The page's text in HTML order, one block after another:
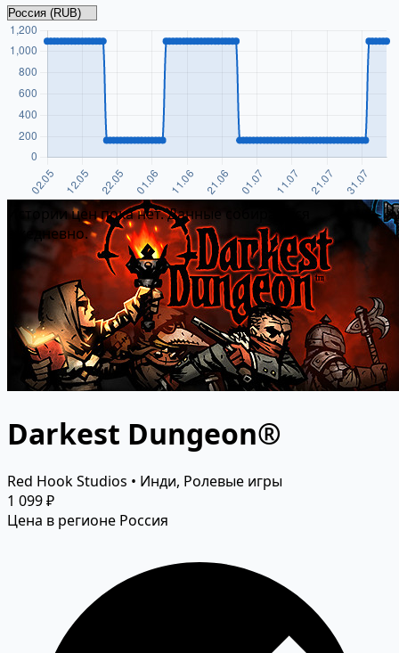
Истории цен пока нет. Данные собираются
ежедневно.
Darkest Dungeon®
Red Hook Studios • Инди, Ролевые игры
1 099 ₽
Цена в регионе Россия